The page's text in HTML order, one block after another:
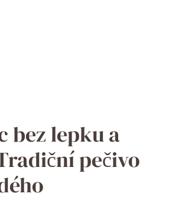
bez lepku a
pečivo